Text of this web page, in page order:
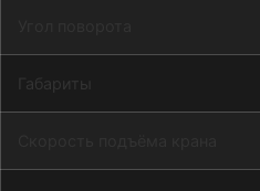
Габариты